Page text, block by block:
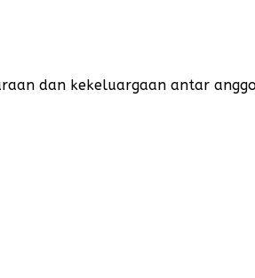
dan kekeluargaan antar